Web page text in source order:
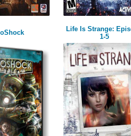
Life Is Strange:
1-5